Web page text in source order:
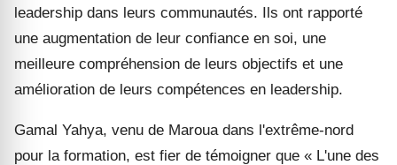
leadership dans leurs communautés. Ils ont rapporté
une augmentation de leur confiance en soi, une
meilleure compréhension de leurs objectifs et une
amélioration de leurs compétences en leadership.
Gamal Yahya, venu de Maroua dans l'extrême-nord
pour la formation, est fier de témoigner que « L'une des